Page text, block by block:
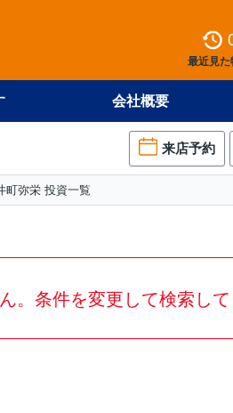
最近見た
会社概要
来店予約
町弥栄 投資一覧
。条件を変更して検索して